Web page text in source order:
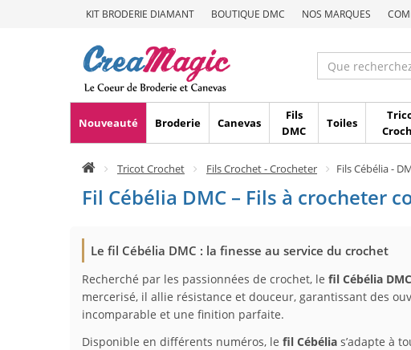
KIT BRODERIE DIAMANT BOUTIQUE DMC NOS MARQUES
Nouveauté Broderie Canevas
Fils
DMC
Toiles
Tricot Crochet Fils Crochet - Crocheter Fils Cébélia -
Fil Cébélia DMC – Fils à crocheter
Le fil Cébélia DMC : la finesse au service du crochet
Recherché par les passionnées de crochet, le fil Cébélia DMC
mercerisé, il allie résistance et douceur, garantissant des
incomparable et une finition parfaite.
Disponible en différents numéros, le fil Cébélia s’adapte à